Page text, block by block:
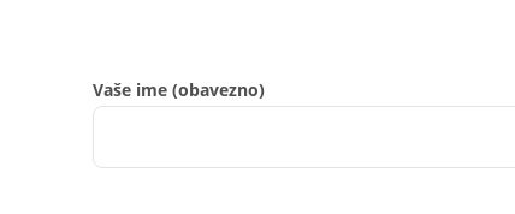
Vaše ime (obavezno)